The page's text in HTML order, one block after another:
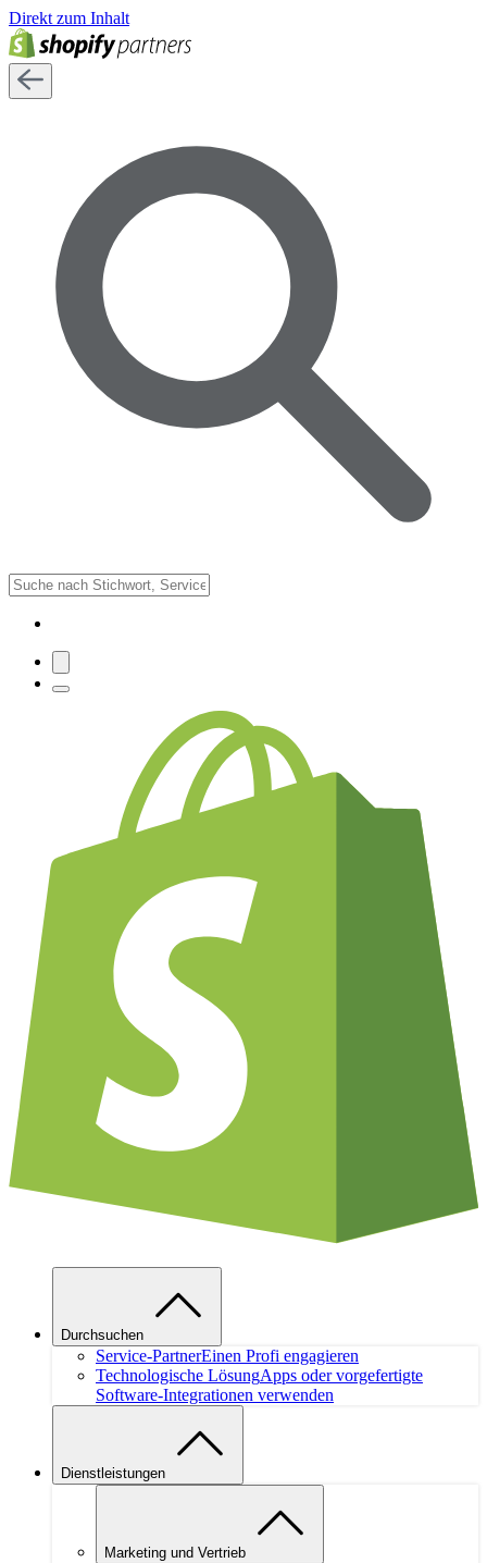
Direkt zum Inhalt
Durchsuchen
Service-PartnerEinen Profi engagieren
Technologische LösungApps oder vorgefertigte
Software-Integrationen verwenden
Dienstleistungen
Marketing und Vertrieb